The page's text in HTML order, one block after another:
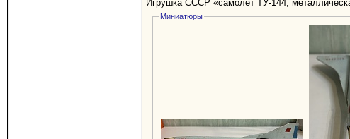
Игрушка СССР «самолет ТУ-144,
Миниатюры